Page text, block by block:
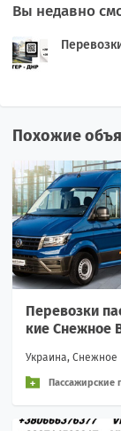
Вы недавно
Похожие
Перевозки
кие Снежное
ы на автобус
Украина, Снежное
Пассажирские